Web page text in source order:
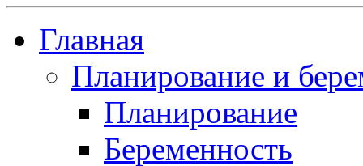
Главная
Планирование и
Планирование
Беременность